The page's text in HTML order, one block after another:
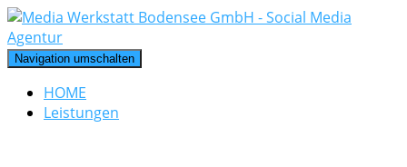
Navigation umschalten
HOME
Leistungen